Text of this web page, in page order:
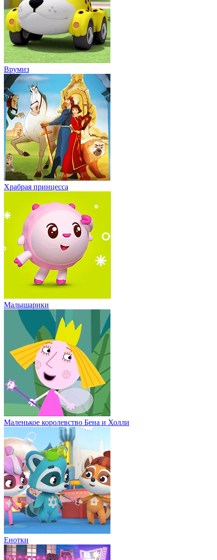
Врумиз
Храбрая принцесса
Малышарики
Маленькое королевство Бена и Холли
Енотки